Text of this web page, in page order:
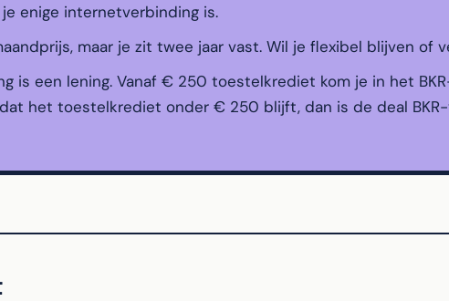
enige internetverbinding is.
maar je zit twee jaar vast. Wil je flexibel blijven of
is een lening. Vanaf € 250 toestelkrediet kom je in het
het toestelkrediet onder € 250 blijft, dan is de deal